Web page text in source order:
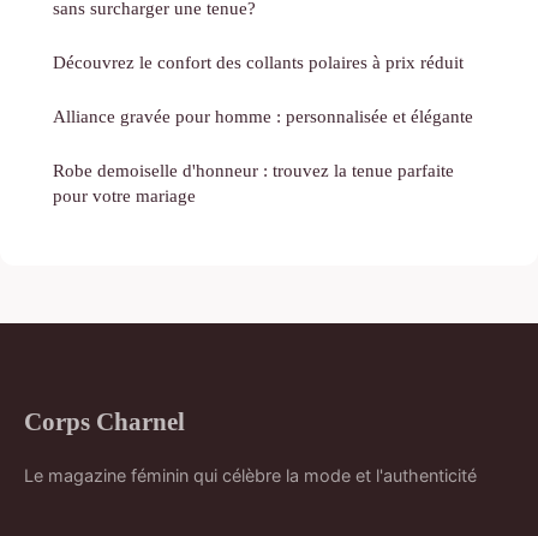
sans surcharger une tenue?
Découvrez le confort des collants polaires à prix réduit
Alliance gravée pour homme : personnalisée et élégante
Robe demoiselle d'honneur : trouvez la tenue parfaite
pour votre mariage
Corps Charnel
Le magazine féminin qui célèbre la mode et l'authenticité